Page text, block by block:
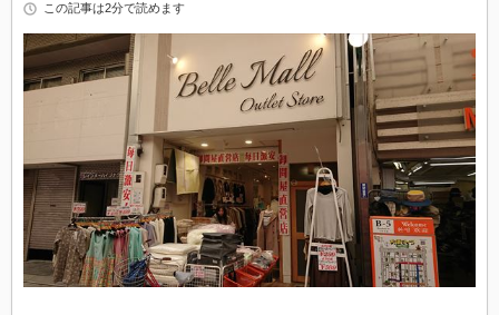
この記事は2分で読めます